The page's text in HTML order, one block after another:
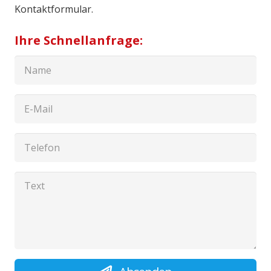
Kontaktformular.
Ihre Schnellanfrage: